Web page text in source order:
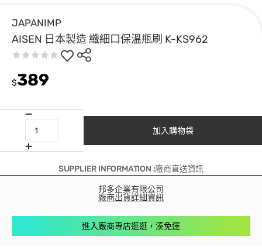
JAPANIMP
AISEN 日本製造 纖細口保溫瓶刷 K-KS962
$389
加入購物袋
SUPPLIER INFORMATION :廠商直送資訊
邦多企業有限公司
廠商出貨詳細資訊
進入廠商專店逛逛，湊免運